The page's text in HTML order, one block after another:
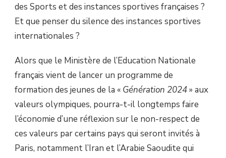
des Sports et des instances sportives françaises ?
Et que penser du silence des instances sportives
internationales ?
Alors que le Ministère de l’Education Nationale
français vient de lancer un programme de
formation des jeunes de la « Génération 2024» aux
valeurs olympiques, pourra-t-il longtemps faire
l’économie d’une réflexion sur le non-respect de
ces valeurs par certains pays qui seront invités à
Paris, notamment l’Iran et l’Arabie Saoudite qui